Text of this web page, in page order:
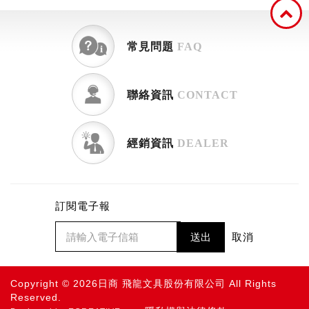
常見問題 FAQ
聯絡資訊 CONTACT
經銷資訊 DEALER
訂閱電子報
送出 取消
Copyright © 2026日商 飛龍文具股份有限公司 All Rights
Reserved.